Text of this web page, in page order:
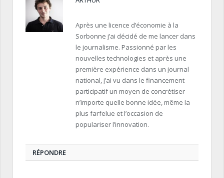
Après une licence d’économie à la
Sorbonne j’ai décidé de me lancer dans
le journalisme. Passionné par les
nouvelles technologies et après une
première expérience dans un journal
national, j’ai vu dans le financement
participatif un moyen de concrétiser
n’importe quelle bonne idée, même la
plus farfelue et l’occasion de
populariser l’innovation.
RÉPONDRE